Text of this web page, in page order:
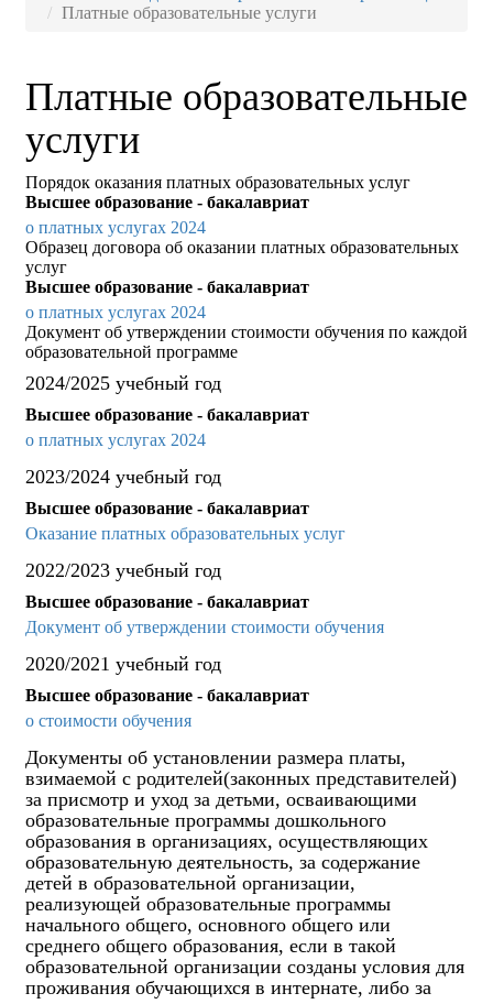
Платные образовательные услуги
Платные образовательные
услуги
Порядок оказания платных образовательных услуг
Высшее образование - бакалавриат
о платных услугах 2024
Образец договора об оказании платных образовательных
услуг
Высшее образование - бакалавриат
о платных услугах 2024
Документ об утверждении стоимости обучения по каждой
образовательной программе
2024/2025 учебный год
Высшее образование - бакалавриат
о платных услугах 2024
2023/2024 учебный год
Высшее образование - бакалавриат
Оказание платных образовательных услуг
2022/2023 учебный год
Высшее образование - бакалавриат
Документ об утверждении стоимости обучения
2020/2021 учебный год
Высшее образование - бакалавриат
о стоимости обучения
Документы об установлении размера платы,
взимаемой с родителей(законных представителей)
за присмотр и уход за детьми, осваивающими
образовательные программы дошкольного
образования в организациях, осуществляющих
образовательную деятельность, за содержание
детей в образовательной организации,
реализующей образовательные программы
начального общего, основного общего или
среднего общего образования, если в такой
образовательной организации созданы условия для
проживания обучающихся в интернате, либо за